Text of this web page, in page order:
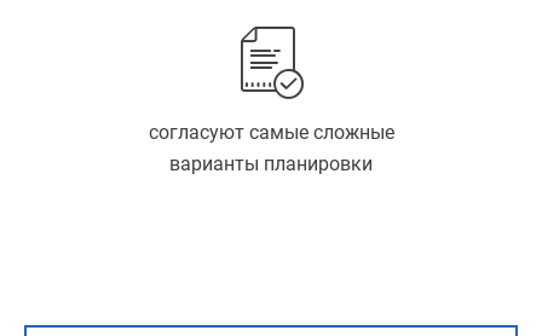
согласуют самые сложные
варианты планировки